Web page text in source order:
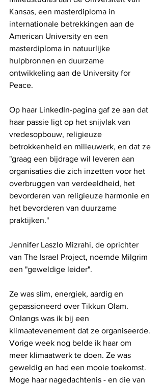
Kansas, een masterdiploma in
internationale betrekkingen aan de
American University en een
masterdiploma in natuurlijke
hulpbronnen en duurzame
ontwikkeling aan de University for
Peace.
Op haar LinkedIn-pagina gaf ze aan dat
haar passie ligt op het snijvlak van
vredesopbouw, religieuze
betrokkenheid en milieuwerk, en dat ze
"graag een bijdrage wil leveren aan
organisaties die zich inzetten voor het
overbruggen van verdeeldheid, het
bevorderen van religieuze harmonie en
het bevorderen van duurzame
praktijken."
Jennifer Laszlo Mizrahi, de oprichter
van The Israel Project, noemde Milgrim
een ​​"geweldige leider".
Ze was slim, energiek, aardig en
gepassioneerd over Tikkun Olam.
Onlangs was ik bij een
klimaatevenement dat ze organiseerde.
Vorige week nog belde ik haar om
meer klimaatwerk te doen. Ze was
geweldig en had een mooie toekomst.
Moge haar nagedachtenis - en die van